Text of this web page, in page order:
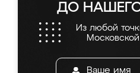
ДО
Из любой